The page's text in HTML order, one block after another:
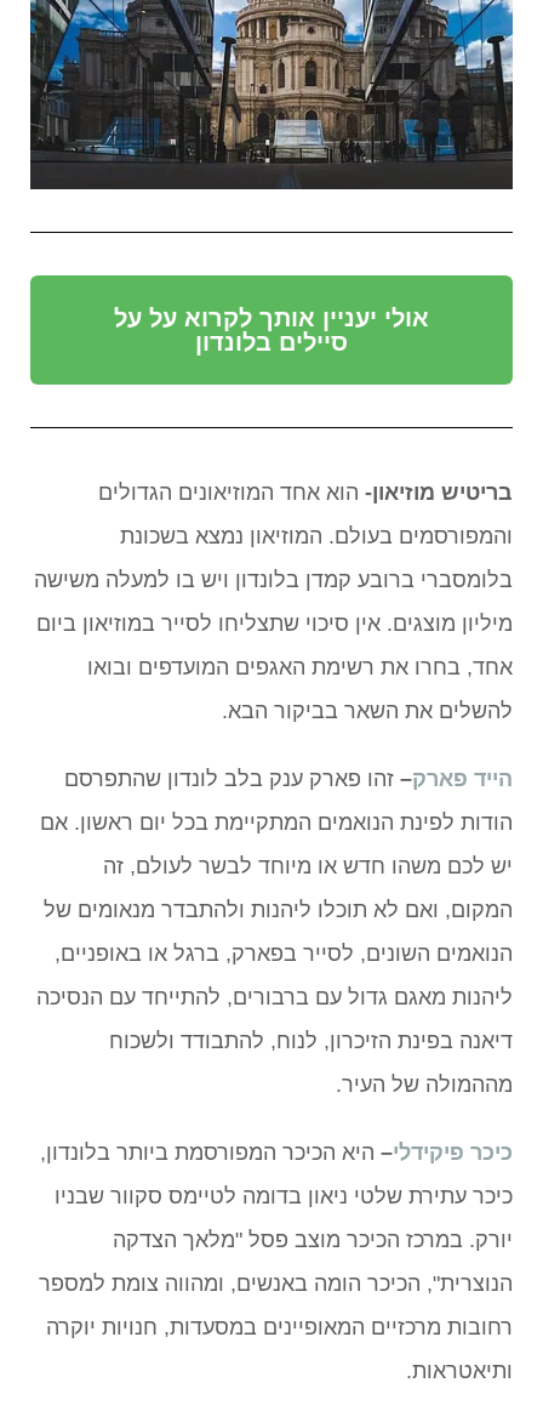
אולי יעניין אותך לקרוא על על
סיילים בלונדון
בריטיש מוזיאון- הוא אחד המוזיאונים הגדולים
והמפורסמים בעולם. המוזיאון נמצא בשכונת
בלומסברי ברובע קמדן בלונדון ויש בו למעלה משישה
מיליון מוצגים. אין סיכוי שתצליחו לסייר במוזיאון ביום
אחד, בחרו את רשימת האגפים המועדפים ובואו
להשלים את השאר בביקור הבא.
הייד פארק– זהו פארק ענק בלב לונדון שהתפרסם
הודות לפינת הנואמים המתקיימת בכל יום ראשון. אם
יש לכם משהו חדש או מיוחד לבשר לעולם, זה
המקום, ואם לא תוכלו ליהנות ולהתבדר מנאומים של
הנואמים השונים, לסייר בפארק, ברגל או באופניים,
ליהנות מאגם גדול עם ברבורים, להתייחד עם הנסיכה
דיאנה בפינת הזיכרון, לנוח, להתבודד ולשכוח
מההמולה של העיר.
כיכר פיקידלי– היא הכיכר המפורסמת ביותר בלונדון,
כיכר עתירת שלטי ניאון בדומה לטיימס סקוור שבניו
יורק. במרכז הכיכר מוצב פסל "מלאך הצדקה
הנוצרית", הכיכר הומה באנשים, ומהווה צומת למספר
רחובות מרכזיים המאופיינים במסעדות, חנויות יוקרה
ותיאטראות.